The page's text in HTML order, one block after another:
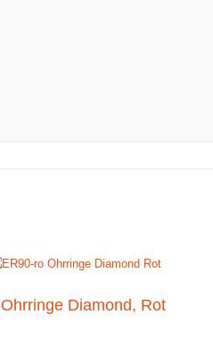
Ohrringe Diamond, Rot